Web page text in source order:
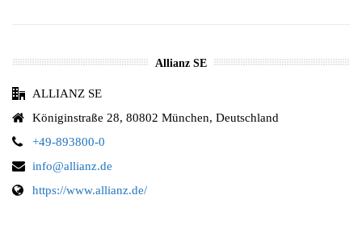
Allianz SE
ALLIANZ SE
Königinstraße 28, 80802 München, Deutschland
+49-893800-0
info@allianz.de
https://www.allianz.de/